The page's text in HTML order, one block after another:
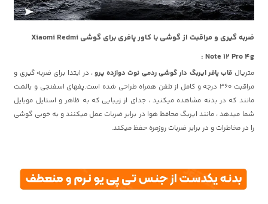
ضربه گیری و مراقبت از گوشی با کاور پافری برای گوشی Xiaomi Redmi
Note 12 Pro 4g :
متریال قاب پافر ایربگ دار گوشی ردمی نوت دوازده پرو ، در ابتدا برای ضربه گیری و
مراقبت 360 درجه و کامل از تلفن همراه طراحی شده است.پفهای اسفنجی و بالشت
مانند که در بدنه مشاهده میکنید ، جدای از زیبایی که به ظاهر و استایل موبایل
شما میدهد ، مانند ایربگ محافظ هوا در برابر ضربات عمل میکنند و به خوبی گوشی
را در مخاطرات و در برابر ضربات روزمره حفظ میکند.